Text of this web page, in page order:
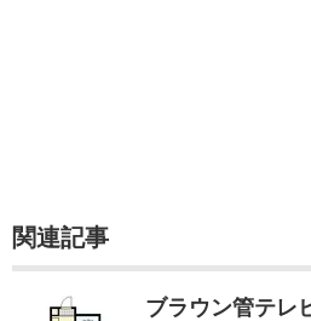
関連記事
ブラウン管テレ